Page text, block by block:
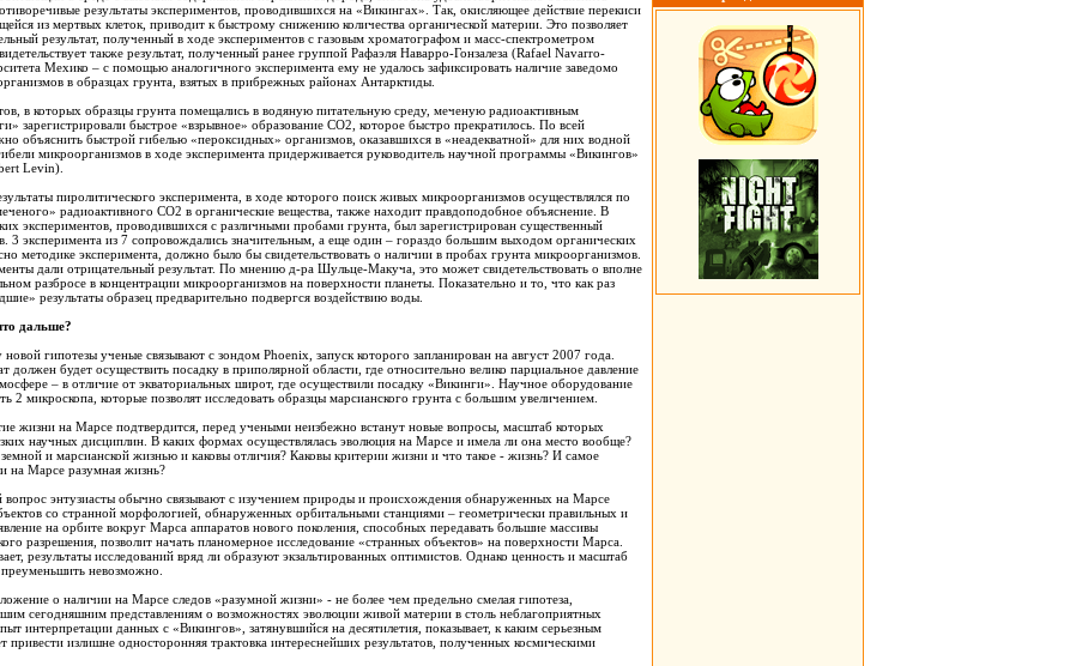
результаты экспериментов, проводившихся на «Викингах». Так, окисляющее действие перекиси
из мертвых клеток, приводит к быстрому снижению количества органической материи. Это позволяет
результат, полученный в ходе экспериментов с газовым хроматографом и масс-спектрометром
также результат, полученный ранее группой Рафаэля Наварро-Гонзалеза (Rafael Navarro-
Мехико – с помощью аналогичного эксперимента ему не удалось зафиксировать наличие заведомо
в образцах грунта, взятых в прибрежных районах Антарктиды.
в которых образцы грунта помещались в водяную питательную среду, меченую радиоактивным
зарегистрировали быстрое «взрывное» образование СО2, которое быстро прекратилось. По всей
объяснить быстрой гибелью «пероксидных» организмов, оказавшихся в «неадекватной» для них водной
микроорганизмов в ходе эксперимента придерживается руководитель научной программы «Викингов»
Levin).
пиролитического эксперимента, в ходе которого поиск живых микроорганизмов осуществлялся по
радиоактивного СО2 в органические вещества, также находит правдоподобное объяснение. В
экспериментов, проводившихся с различными пробами грунта, был зарегистрирован существенный
3 эксперимента из 7 сопровождались значительным, а еще один – гораздо большим выходом органических
методике эксперимента, должно было бы свидетельствовать о наличии в пробах грунта микроорганизмов.
дали отрицательный результат. По мнению д-ра Шульце-Макуча, это может свидетельствовать о вполне
разбросе в концентрации микроорганизмов на поверхности планеты. Показательно и то, что как раз
результаты образец предварительно подвергся воздействию воды.
дальше?
гипотезы ученые связывают с зондом Phoenix, запуск которого запланирован на август 2007 года.
должен будет осуществить посадку в приполярной области, где относительно велико парциальное давление
– в отличие от экваториальных широт, где осуществили посадку «Викинги». Научное оборудование
2 микроскопа, которые позволят исследовать образцы марсианского грунта с большим увеличением.
жизни на Марсе подтвердится, перед учеными неизбежно встанут новые вопросы, масштаб которых
научных дисциплин. В каких формах осуществлялась эволюция на Марсе и имела ли она место вообще?
и марсианской жизнью и каковы отличия? Каковы критерии жизни и что такое - жизнь? И самое
на Марсе разумная жизнь?
вопрос энтузиасты обычно связывают с изучением природы и происхождения обнаруженных на Марсе
со странной морфологией, обнаруженных орбитальными станциями – геометрически правильных и
на орбите вокруг Марса аппаратов нового поколения, способных передавать большие массивы
разрешения, позволит начать планомерное исследование «странных объектов» на поверхности Марса.
результаты исследований вряд ли образуют экзальтированных оптимистов. Однако ценность и масштаб
невозможно.
о наличии на Марсе следов «разумной жизни» - не более чем предельно смелая гипотеза,
сегодняшним представлениям о возможностях эволюции живой материи в столь неблагоприятных
интерпретации данных с «Викингов», затянувшийся на десятилетия, показывает, к каким серьезным
привести излишне односторонняя трактовка интереснейших результатов, полученных космическими